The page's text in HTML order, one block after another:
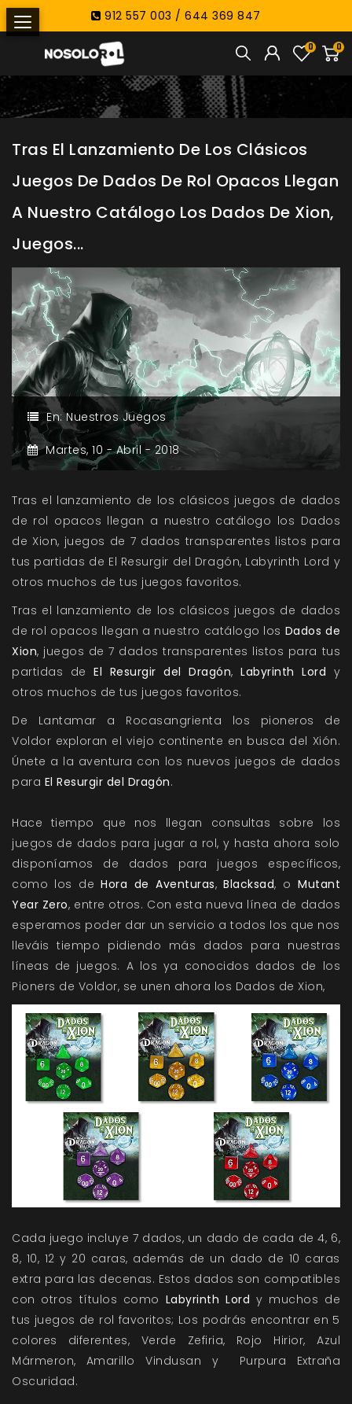
912 557 003 / 644 369 847
0
0
Tras El Lanzamiento De Los Clásicos
Juegos De Dados De Rol Opacos Llegan
A Nuestro Catálogo Los Dados De Xion,
Juegos...
En:Nuestros Juegos
Martes, 10 -Abril -2018
Tras el lanzamiento de los clásicos juegos de dados
de rol opacos llegan a nuestro catálogo los Dados
de Xion, juegos de 7 dados transparentes listos para
tus partidas de El Resurgir del Dragón, Labyrinth Lord y
otros muchos de tus juegos favoritos.
Tras el lanzamiento de los clásicos juegos de dados
de rol opacos llegan a nuestro catálogo los Dados de
Xion, juegos de 7 dados transparentes listos para tus
partidas de El Resurgir del Dragón, Labyrinth Lord y
otros muchos de tus juegos favoritos.
De Lantamar a Rocasangrienta los pioneros de
Voldor exploran el viejo continente en busca del Xión.
Únete a la aventura con los nuevos juegos de dados
para El Resurgir del Dragón.
Hace tiempo que nos llegan consultas sobre los
juegos de dados para jugar a rol, y hasta ahora solo
disponíamos de dados para juegos específicos,
como los deHora de Aventuras,Blacksad, o Mutant
Year Zero, entre otros. Con esta nueva línea de dados
esperamos poder dar un servicio a todos los que nos
lleváis tiempo pidiendo más dados para nuestras
líneas de juegos. A los ya conocidos dados de los
Pioners de Voldor, se unen ahora los Dados de Xion,
Cada juego incluye 7 dados, un dado de cada de 4, 6,
8, 10, 12 y 20 caras, además de un dado de 10 caras
extra para las decenas. Estos dados son compatibles
con otros títulos como Labyrinth Lord y muchos de
tus juegos de rol favoritos; Los podrás encontrar en 5
colores diferentes, Verde Zefiria, Rojo Hirior, Azul
Mármeron, Amarillo Vindusan y Purpura Extraña
Oscuridad.